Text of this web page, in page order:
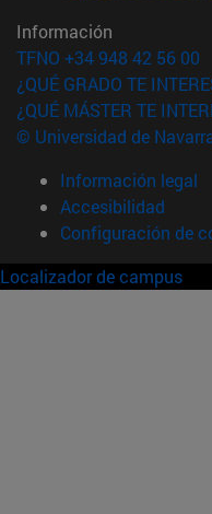
Información
TFNO +34 948 42 56 00
¿QUÉ GRADO TE
¿QUÉ MÁSTER TE
© Universidad de
Información legal
Accesibilidad
Configuración de
Localizador de campus